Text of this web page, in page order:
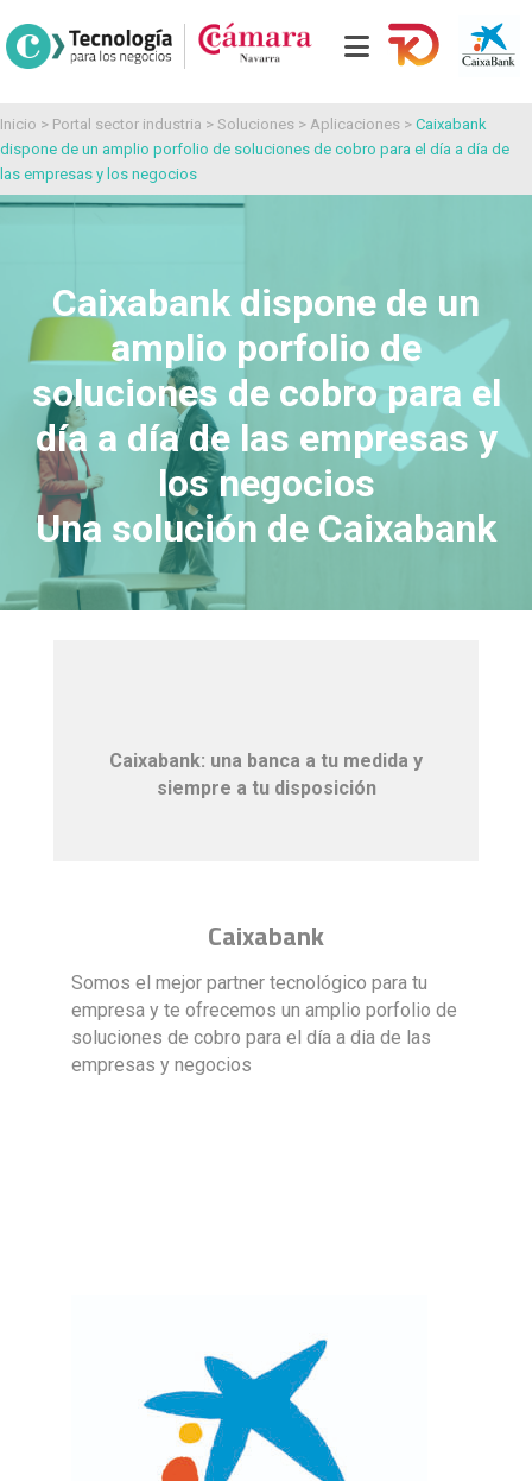
Inicio > Portal sector industria > Soluciones > Aplicaciones > Caixabank
dispone de un amplio porfolio de soluciones de cobro para el día a día de
las empresas y los negocios
Caixabank dispone de un
amplio porfolio de
soluciones de cobro para el
día a día de las empresas y
los negocios
Una solución de Caixabank
Caixabank: una banca a tu medida y
siempre a tu disposición
Caixabank
Somos el mejor partner tecnológico para tu
empresa y te ofrecemos un amplio porfolio de
soluciones de cobro para el día a dia de las
empresas y negocios